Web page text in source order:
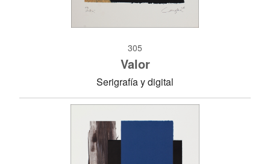
305
Valor
Serigrafía y digital